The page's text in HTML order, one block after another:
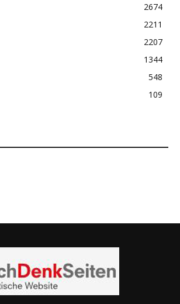
2674
2211
2207
1344
548
109